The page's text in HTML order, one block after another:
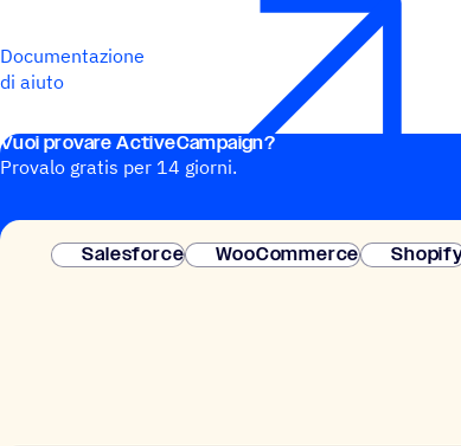
Documentazione
di aiuto
Vuoi provare ActiveCampaign?
Provalo gratis per 14 giorni.
Salesforce
WooCommerce